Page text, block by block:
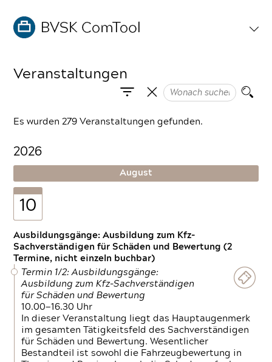
Veranstaltungen
Es wurden 279 Veranstaltungen gefunden.
2026
August
10
Ausbildungsgänge: Ausbildung zum Kfz-
Sachverständigen für Schäden und Bewertung (2
Termine, nicht einzeln buchbar)
Termin 1/2: Ausbildungsgänge:
Ausbildung zum Kfz-Sachverständigen
für Schäden und Bewertung
10.00—16.30 Uhr
In dieser Veranstaltung liegt das Hauptaugenmerk
im gesamten Tätigkeitsfeld des Sachverständigen
für Schäden und Bewertung. Wesentlicher
Bestandteil ist sowohl die Fahrzeugbewertung in